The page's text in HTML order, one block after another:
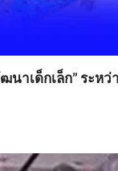
นาเด็กเล็ก” ระหว่